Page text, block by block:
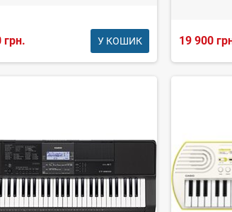
грн. У КОШИК 19 900